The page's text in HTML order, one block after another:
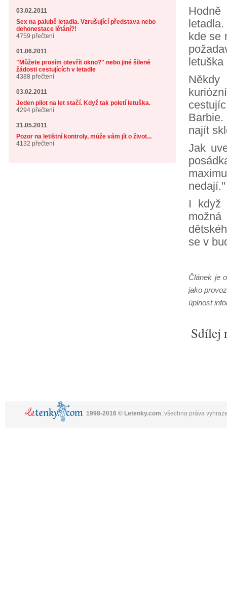
03.02.2011
Sex na palubě letadla. Vzrušující představa nebo
dehonestace létání?!
4759 přečtení
01.06.2011
"Můžete prosím otevřít okno?" nebo jiné šílené
žádosti cestujících v letadle
4388 přečtení
03.02.2011
Jeden pilot na let stačí. Když tak poletí letuška.
4294 přečtení
31.05.2011
Pozor na letištní kontroly, může vám jít o život...
4132 přečtení
kde se
letuška
najít
Jak
nedají."
I když
se v
Článek je
jako
úplnost
Sdílej
1998-2016 © Letenky.com, všechna práva